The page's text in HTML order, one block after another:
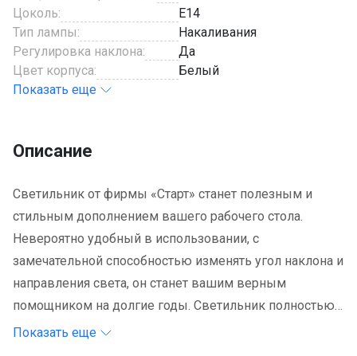
Цоколь:
E14
Тип лампы:
Накаливания
Регулировка наклона:
Да
Цвет корпуса:
Белый
Показать еще
Описание
Светильник от фирмы «Старт» станет полезным и
стильным дополнением вашего рабочего стола.
Невероятно удобный в использовании, с
замечательной способностью изменять угол наклона и
направления света, он станет вашим верным
помощником на долгие годы. Светильник полностью
изготовлен из металла, поэтому отличается особой
Показать еще